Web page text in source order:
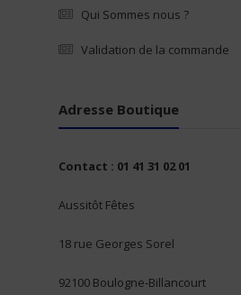
Qui Sommes nous ?
Validation de la commande
Adresse Boutique
Contact : 01 41 31 02 01
Aussitôt Fêtes
18 rue Georges Sorel
92100 Boulogne-Billancourt